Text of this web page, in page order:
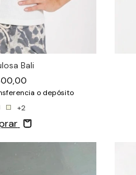
Bali
o depósito
+2